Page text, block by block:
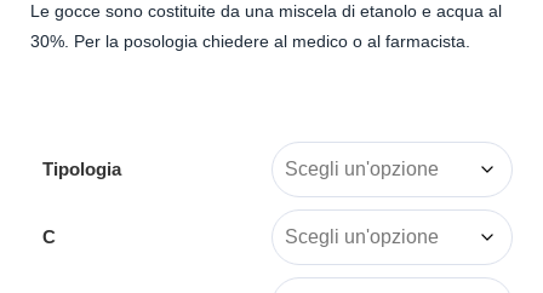
Le gocce sono costituite da una miscela di etanolo e acqua al
30%. Per la posologia chiedere al medico o al farmacista.
Tipologia
C